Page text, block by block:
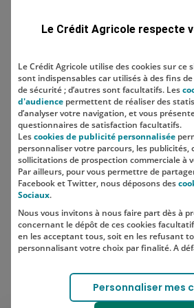
Localisation
SUIVEZ-NOUS SUR
SOCIAUX
Lien vers
Lien
Le Crédit Agricole respecte
Le Crédit Agricole utilise des cookies sur ce
sont indispensables car utilisés à des fins
de sécurité ; d’autres sont facultatifs. Les
d'audience permettent de réaliser des
d’analyser votre navigation, et vous
questionnaires de satisfaction facultatifs.
Lescookies de publicité personnalisée
personnaliser votre parcours, les
sollicitations de prospection commerciale à
Par ailleurs, pour vous permettre de
Facebook et Twitter, nous déposons des
Sociaux.
Nous vous invitons à nous faire part dès à
concernant le dépôt de ces cookies
en les acceptant tous, soit en les refusant
personnalisant votre choix par finalité. A
Votre choix est libre et peut être modifié à
sur le lien "Cookies", en bas de page.
Personnaliser mes